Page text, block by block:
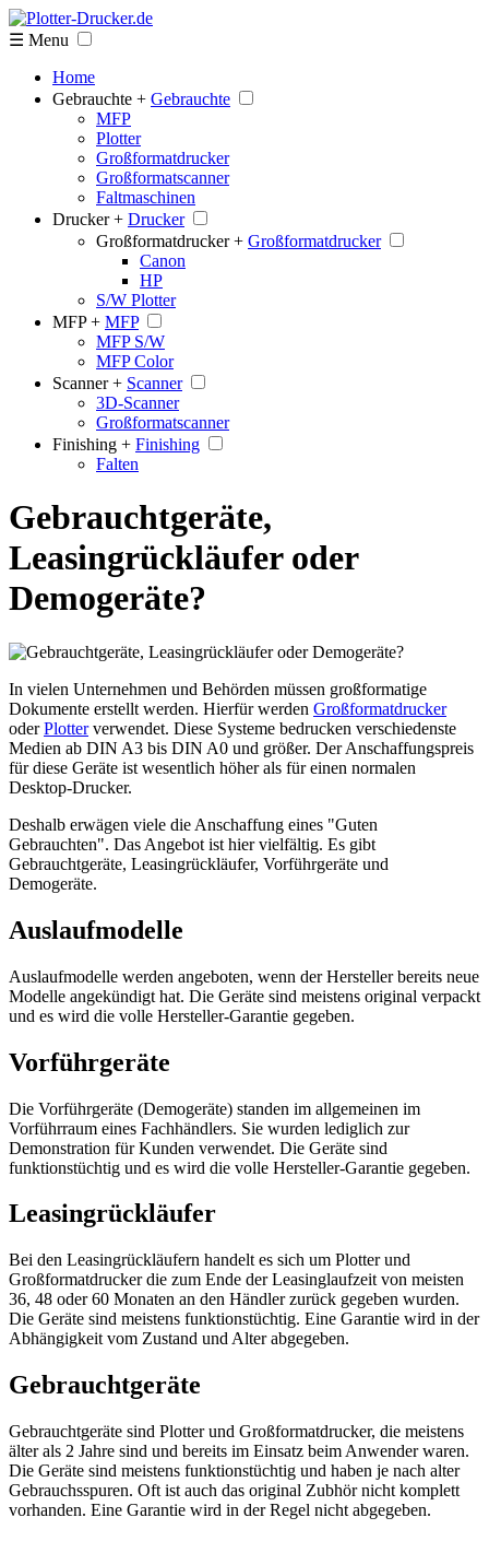
☰ Menu
Home
Gebrauchte + Gebrauchte
MFP
Plotter
Großformatdrucker
Großformatscanner
Faltmaschinen
Drucker + Drucker
Großformatdrucker + Großformatdrucker
Canon
HP
S/W Plotter
MFP + MFP
MFP S/W
MFP Color
Scanner + Scanner
3D-Scanner
Großformatscanner
Finishing + Finishing
Falten
Gebrauchtgeräte,
Leasingrückläufer oder
Demogeräte?
In vielen Unternehmen und Behörden müssen großformatige
Dokumente erstellt werden. Hierfür werden Großformatdrucker
oderPlotterverwendet. Diese Systeme bedrucken verschiedenste
Medien ab DIN A3 bis DIN A0 und größer. Der Anschaffungspreis
für diese Geräte ist wesentlich höher als für einen normalen
Desktop-Drucker.
Deshalb erwägen viele die Anschaffung eines "Guten
Gebrauchten". Das Angebot ist hier vielfältig. Es gibt
Gebrauchtgeräte, Leasingrückläufer, Vorführgeräte und
Demogeräte.
Auslaufmodelle
Auslaufmodelle werden angeboten, wenn der Hersteller bereits neue
Modelle angekündigt hat. Die Geräte sind meistens original verpackt
und es wird die volle Hersteller-Garantie gegeben.
Vorführgeräte
Die Vorführgeräte (Demogeräte) standen im allgemeinen im
Vorführraum eines Fachhändlers. Sie wurden lediglich zur
Demonstration für Kunden verwendet. Die Geräte sind
funktionstüchtig und es wird die volle Hersteller-Garantie gegeben.
Leasingrückläufer
Bei den Leasingrückläufern handelt es sich um Plotter und
Großformatdrucker die zum Ende der Leasinglaufzeit von meisten
36, 48 oder 60 Monaten an den Händler zurück gegeben wurden.
Die Geräte sind meistens funktionstüchtig. Eine Garantie wird in der
Abhängigkeit vom Zustand und Alter abgegeben.
Gebrauchtgeräte
Gebrauchtgeräte sind Plotter und Großformatdrucker, die meistens
älter als 2 Jahre sind und bereits im Einsatz beim Anwender waren.
Die Geräte sind meistens funktionstüchtig und haben je nach alter
Gebrauchsspuren. Oft ist auch das original Zubhör nicht komplett
vorhanden. Eine Garantie wird in der Regel nicht abgegeben.